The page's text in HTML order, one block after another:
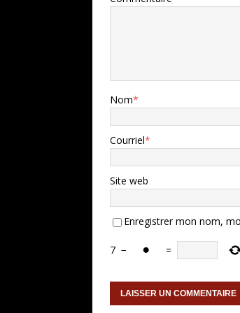
Nom*
Courriel*
Site web
Enregistrer mon nom,
7 − =